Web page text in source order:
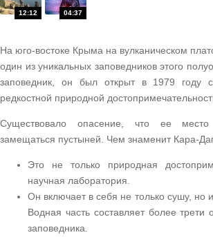
На юго-востоке Крыма на вулканическом
один из уникальных заповедников этого
заповедник, он был открыт в 1979 году
редкостной природной
Существовало опасение, что ее место
замещаться пустыней. Чем знаменит Кара-
Это не только природная
научная лаборатория.
Он включает в себя не только сушу, но
Водная часть составляет более трети
заповедника.